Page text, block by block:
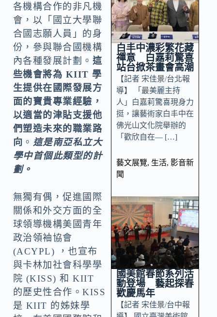
各機構合作的非凡機
會，以「國立大學聯
合國志願人員」的身
份，參與聯合國機構
內各種發展計劃。 這
些機會將為 KIIT 學
生提供在國際發展方
面的寶貴專業經驗，
以適當的津貼支援他
們塑造未來的職業路
向 。 這是南亞私立大
學中首個此類型的計
劃。
無獨有偶，促進國際
關係和外交方面的全
球領導機構美國青年
政治領袖協會
(ACYPL) ，也宣布
與卡林加社會科學學
院 (KISS) 和 KIIT
的歷史性合作。KISS
是 KIIT 的姊妹學
白丰中濃彩繁花藏
禪意 白嘉莉驚喜
站台掀茶畫會高潮
【記者 宋佳景/台北報
導】 「最美麗主持
人」白嘉莉驚喜現身力
挺，讓藝術家白丰中在
佛光山文化院舉辦的
「歡欣自在— […]
藝文展覽, 生活, 影音新
聞
國美館春節系列活
動登場 藝起探春
歡慶馬年
【記者 宋佳景/台中報